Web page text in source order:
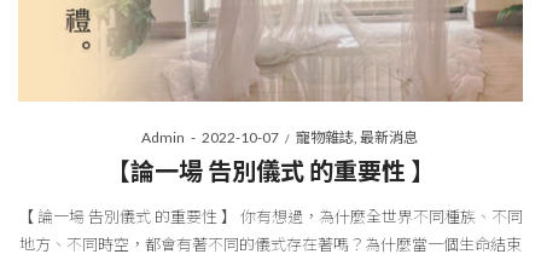
ByAdmin
Posted
on
2022-10-07
Posted
in
寵物雜誌 最新消息
【論一場 告別儀式 的重要性 】
【 論一場 告別儀式 的重要性 】 你有想過，為什麼全世界不同種族、不同
地方、不同時空，都會有著不同的儀式存在著嗎？為什麼當一個生命結束